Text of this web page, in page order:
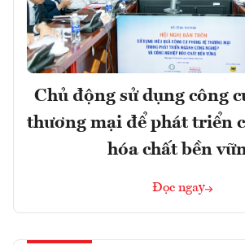
Chủ động sử dụng công
thương mại để phát triển
hóa chất bền
Đọc ngay